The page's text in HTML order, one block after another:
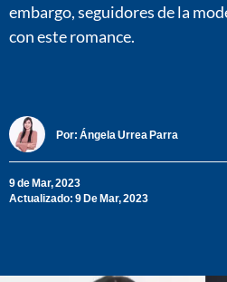
embargo, seguidores de la
con este romance.
Por: Ángela Urrea Parra
9 de Mar, 2023
Actualizado: 9 De Mar, 2023